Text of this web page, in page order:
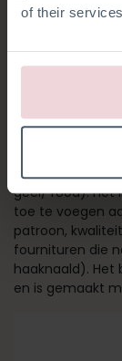
of their
Dit schattige
geel/ rood). Het
toe te voegen
patroon,
fournituren die
haaknaald). Het
en is gemaakt